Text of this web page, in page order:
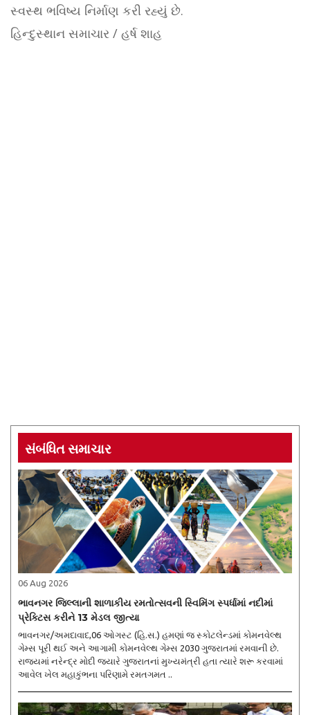
સ્વસ્થ ભવિષ્ય નિર્માણ કરી રહ્યું છે.
હિન્દુસ્થાન સમાચાર / હર્ષ શાહ
સંબંધિત સમાચાર
06 Aug 2026
ભાવનગર જિલ્લાની શાળાકીય રમતોત્સવની સ્વિમિંગ સ્પર્ધામાં નદીમાં
પ્રેક્ટિસ કરીને 13 મેડલ જીત્યા
ભાવનગર/અમદાવાદ,06 ઓગસ્ટ (હિ.સ.) હમણાં જ સ્કોટલેન્ડમાં કોમનવેલ્થ
ગેમ્સ પૂરી થઈ અને આગામી કોમનવેલ્થ ગેમ્સ 2030 ગુજરાતમાં રમવાની છે.
રાજ્યમાં નરેન્દ્ર મોદી જ્યારે ગુજરાતનાં મુખ્યમંત્રી હતા ત્યારે શરૂ કરવામાં
આવેલ ખેલ મહાકુંભના પરિણામે રમતગમત ..